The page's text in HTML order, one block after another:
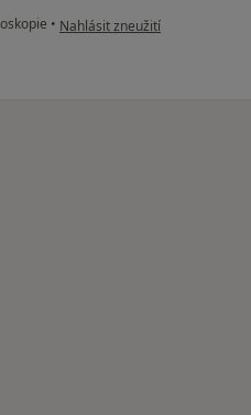
• podle názoru uživatele Hana. L
Nahlásit zneužití